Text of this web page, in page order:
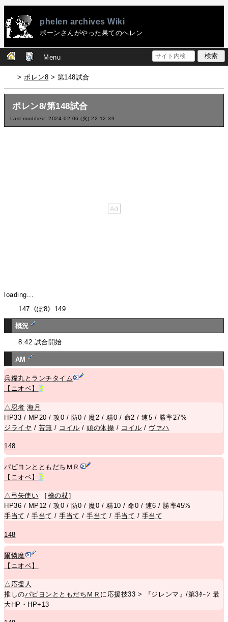
phelen archives Wiki
ポーンさんがやった果てのヘレン
Menu
>ポレン8 > 第148試合
ポレン8/第148試合
Last-modified: 2024-02-06 (火) 22:12:39
loading...
147 《ぽ8》 149
概況
8:42 試合開始
AM
兵糧丸とランチタイム
【ニオベ】
R
△ 忍者 海月
HP33 / MP20 / 攻0 / 防0 / 魔2 / 精0 / 命2 / 速5 / 勝率27%
ジライヤ / 苦無 / コイル /頭の体操 / コイル / ヴァハ
148
パピヨンとともだちＭＲ
【ニオベ】
R
△ 弓矢使い ［ 檜の杖］
HP36 / MP12 / 攻0 / 防0 / 魔0 / 精10 / 命0 / 速6 / 勝率45%
手当て /手当て /手当て /手当て / 手当て / 手当て
148
爾憐魔
【ニオベ】
△ 応援人
推しのパピヨンとともだちＭＲ に応援技33 > 『ジレンマ』/第3ﾀｰﾝ 最
大HP・HP+13